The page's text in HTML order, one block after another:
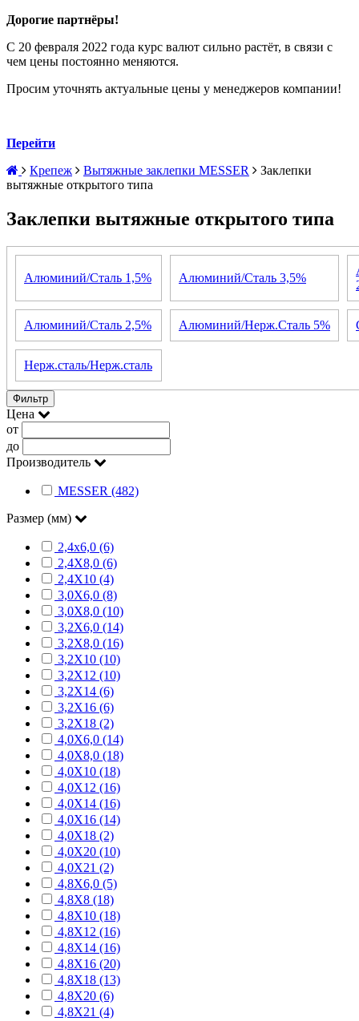
Дорогие партнёры!
С 20 февраля 2022 года курс валют сильно растёт, в связи с
чем цены постоянно меняются.
Просим уточнять актуальные цены у менеджеров компании!
Перейти
Крепеж
Вытяжные заклепки MESSER
Заклепки
вытяжные открытого типа
Заклепки вытяжные открытого типа
Алюминий/Сталь 1,5% Алюминий/Сталь 3,5%
Алюминий/Сталь 2,5% Алюминий/Нерж.Сталь 5%
Нерж.сталь/Нерж.сталь
Фильтр
Цена
от
до
Производитель
MESSER (482)
Размер (мм)
2,4x6,0 (6)
2,4X8,0 (6)
2,4X10 (4)
3,0X6,0 (8)
3,0Х8,0 (10)
3,2X6,0 (14)
3,2X8,0 (16)
3,2X10 (10)
3,2X12 (10)
3,2X14 (6)
3,2X16 (6)
3,2X18 (2)
4,0X6,0 (14)
4,0X8,0 (18)
4,0X10 (18)
4,0X12 (16)
4,0X14 (16)
4,0X16 (14)
4,0X18 (2)
4,0X20 (10)
4,0X21 (2)
4,8X6,0 (5)
4,8X8 (18)
4,8X10 (18)
4,8X12 (16)
4,8X14 (16)
4,8X16 (20)
4,8X18 (13)
4,8X20 (6)
4,8X21 (4)